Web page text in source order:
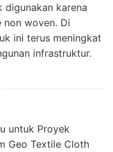
digunakan karena
non woven. Di
ini terus meningkat
infrastruktur.
untuk Proyek
Geo Textile Cloth